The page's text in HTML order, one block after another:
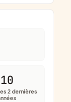
10
2 dernières